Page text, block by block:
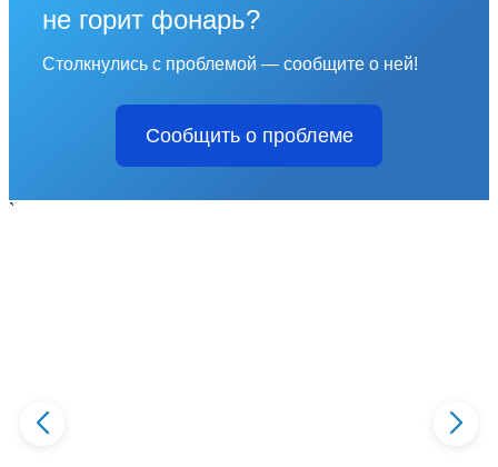
не горит фонарь?
Столкнулись с проблемой — сообщите о ней!
Сообщить о проблеме
`